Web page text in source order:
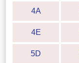
4A
4E
5D